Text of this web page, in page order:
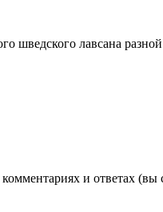
шведского лавсана
и ответах